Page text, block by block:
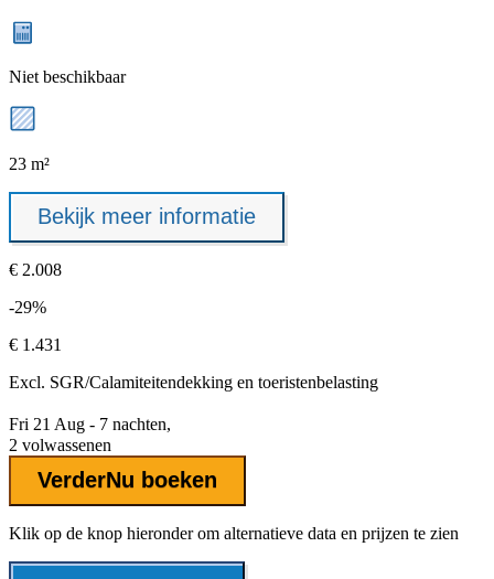
Niet beschikbaar
23 m²
Bekijk meer informatie
€ 2.008
-29%
€ 1.431
Excl. SGR/Calamiteitendekking en toeristenbelasting
Fri 21 Aug - 7 nachten,
2 volwassenen
VerderNu boeken
Klik op de knop hieronder om alternatieve data en prijzen te zien